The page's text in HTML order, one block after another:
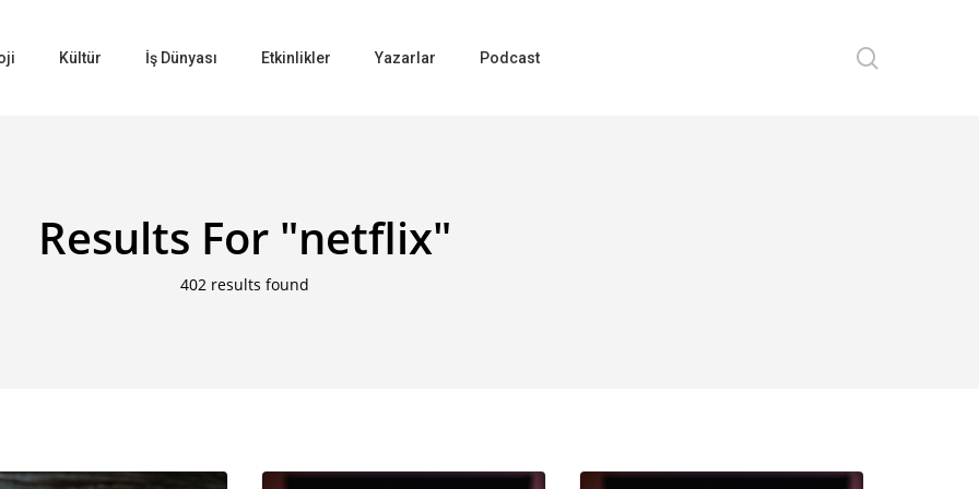
Kültür İş Dünyası Etkinlikler Yazarlar Podcast
Results For "netflix"
402 results found